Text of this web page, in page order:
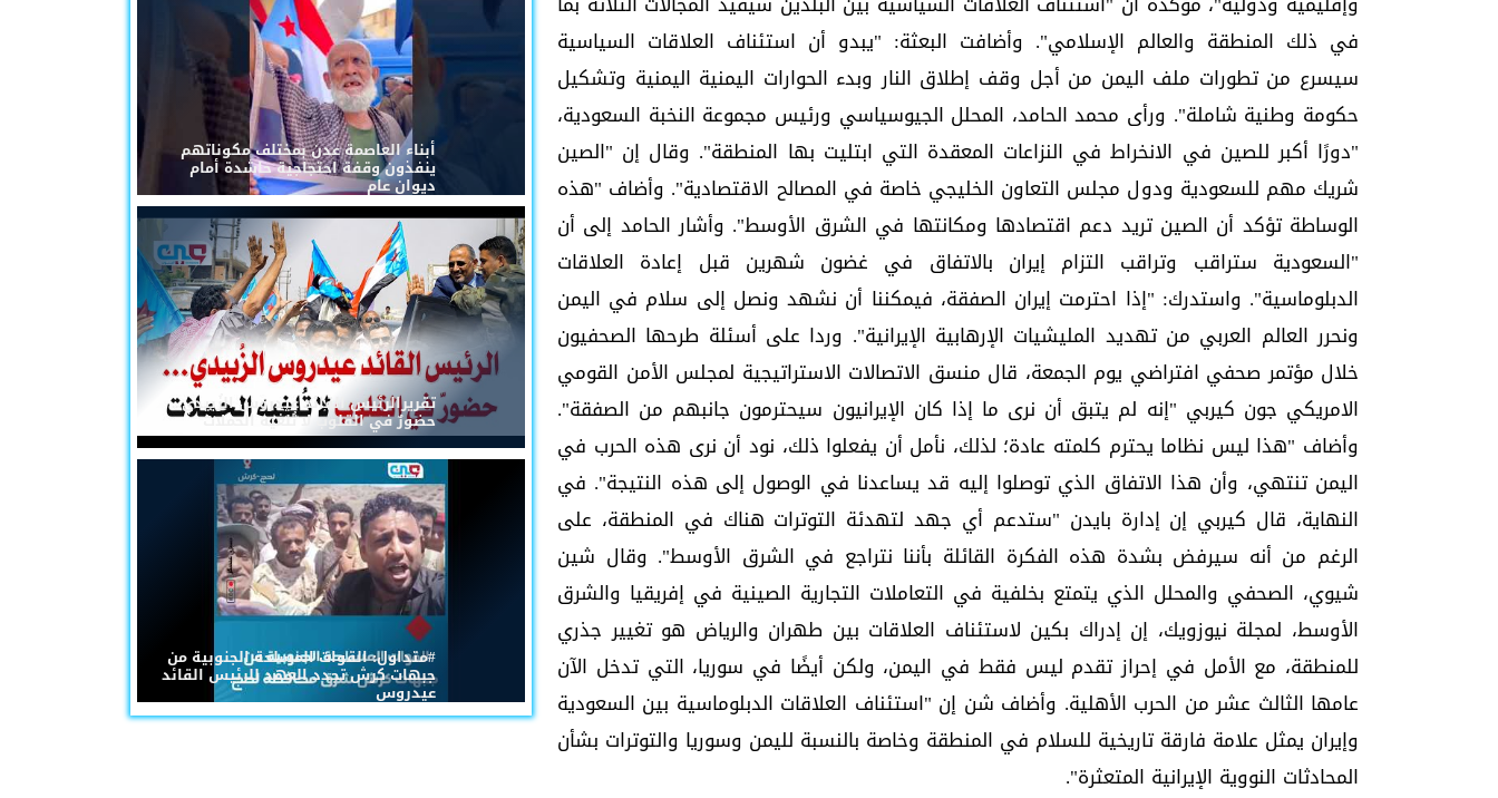
في ذلك المنطقة والعالم الإسلامي". وأضافت البعثة: "يبدو أن استئناف العلاقات السياسية
سيسرع من تطورات ملف اليمن من أجل وقف إطلاق النار وبدء الحوارات اليمنية اليمنية وتشكيل
حكومة وطنية شاملة". ورأى محمد الحامد، المحلل الجيوسياسي ورئيس مجموعة النخبة السعودية،
"دورًا أكبر للصين في الانخراط في النزاعات المعقدة التي ابتليت بها المنطقة". وقال إن "الصين
شريك مهم للسعودية ودول مجلس التعاون الخليجي خاصة في المصالح الاقتصادية". وأضاف "هذه
الوساطة تؤكد أن الصين تريد دعم اقتصادها ومكانتها في الشرق الأوسط". وأشار الحامد إلى أن
"السعودية ستراقب وتراقب التزام إيران بالاتفاق في غضون شهرين قبل إعادة العلاقات
الدبلوماسية". واستدرك: "إذا احترمت إيران الصفقة، فيمكننا أن نشهد ونصل إلى سلام في اليمن
ونحرر العالم العربي من تهديد المليشيات الإرهابية الإيرانية". وردا على أسئلة طرحها الصحفيون
خلال مؤتمر صحفي افتراضي يوم الجمعة، قال منسق الاتصالات الاستراتيجية لمجلس الأمن القومي
الامريكي جون كيربي "إنه لم يتبق أن نرى ما إذا كان الإيرانيون سيحترمون جانبهم من الصفقة".
وأضاف "هذا ليس نظاما يحترم كلمته عادة؛ لذلك، نأمل أن يفعلوا ذلك، نود أن نرى هذه الحرب في
اليمن تنتهي، وأن هذا الاتفاق الذي توصلوا إليه قد يساعدنا في الوصول إلى هذه النتيجة". في
النهاية، قال كيربي إن إدارة بايدن "ستدعم أي جهد لتهدئة التوترات هناك في المنطقة، على
الرغم من أنه سيرفض بشدة هذه الفكرة القائلة بأننا نتراجع في الشرق الأوسط". وقال شين
شيوي، الصحفي والمحلل الذي يتمتع بخلفية في التعاملات التجارية الصينية في إفريقيا والشرق
الأوسط، لمجلة نيوزويك، إن إدراك بكين لاستئناف العلاقات بين طهران والرياض هو تغيير جذري
للمنطقة، مع الأمل في إحراز تقدم ليس فقط في اليمن، ولكن أيضًا في سوريا، التي تدخل الآن
عامها الثالث عشر من الحرب الأهلية. وأضاف شن إن "استئناف العلاقات الدبلوماسية بين السعودية
وإيران يمثل علامة فارقة تاريخية للسلام في المنطقة وخاصة بالنسبة لليمن وسوريا والتوترات بشأن
المحادثات النووية الإيرانية المتعثرة".
أبناء العاصمة عدن بمختلف مكوناتهم
ينفذون وقفة احتجاجية حاشدة أمام
ديوان عام
تقريرالرئيس القائد عيدروس الزُبيدي...
حضورٌ في القلوب لا تُلغيه الحملات
#متداول: القوات المسلحة الجنوبية من
جبهات كرش تجدد العهد للرئيس القائد
عيدروس